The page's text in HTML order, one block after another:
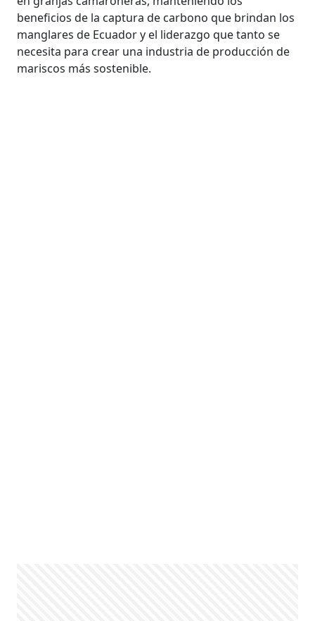
beneficios de la captura de carbono que brindan los
manglares de Ecuador y el liderazgo que tanto se
necesita para crear una industria de producción de
mariscos más sostenible.